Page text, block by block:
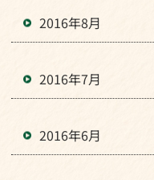
2016年8月
2016年7月
2016年6月